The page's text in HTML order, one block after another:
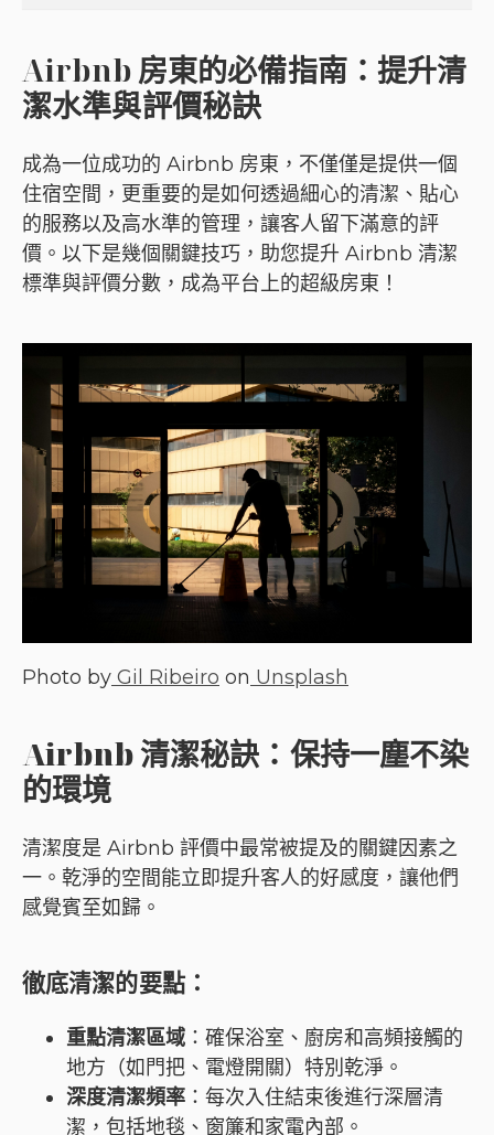
Airbnb 房東的必備指南：提升清
潔水準與評價秘訣
成為一位成功的 Airbnb 房東，不僅僅是提供一個
住宿空間，更重要的是如何透過細心的清潔、貼心
的服務以及高水準的管理，讓客人留下滿意的評
價。以下是幾個關鍵技巧，助您提升 Airbnb 清潔
標準與評價分數，成為平台上的超級房東！
Photo by Gil Ribeiro on Unsplash
Airbnb 清潔秘訣：保持一塵不染
的環境
清潔度是 Airbnb 評價中最常被提及的關鍵因素之
一。乾淨的空間能立即提升客人的好感度，讓他們
感覺賓至如歸。
徹底清潔的要點：
重點清潔區域 ：確保浴室、廚房和高頻接觸的
地方（如門把、電燈開關）特別乾淨。
深度清潔頻率 ：每次入住結束後進行深層清
潔，包括地毯、窗簾和家電內部。